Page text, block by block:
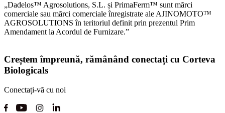
„Dadelos™ Agrosolutions, S.L. și PrimaFerm™ sunt mărci
comerciale sau mărci comerciale înregistrate ale AJINOMOTO™
AGROSOLUTIONS în teritoriul definit prin prezentul Prim
Amendament la Acordul de Furnizare.”
Creștem împreună, rămânând conectați cu Corteva
Biologicals
Conectați-vă cu noi